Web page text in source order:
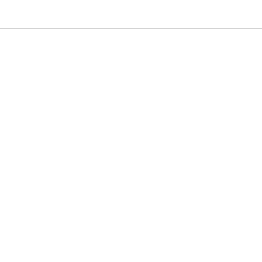
、管理圖書室，暇時翻譯外文稿件賺取稿費。他曾
中壢住處因跌落樓梯引發腦震盪，住院數日後不治，